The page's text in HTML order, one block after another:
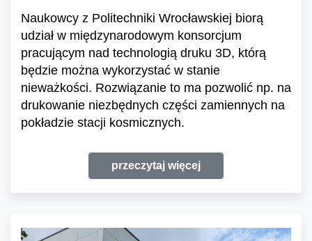
Naukowcy z Politechniki Wrocławskiej biorą
udział w międzynarodowym konsorcjum
pracującym nad technologią druku 3D, którą
będzie można wykorzystać w stanie
nieważkości. Rozwiązanie to ma pozwolić np. na
drukowanie niezbędnych części zamiennych na
pokładzie stacji kosmicznych.
przeczytaj więcej